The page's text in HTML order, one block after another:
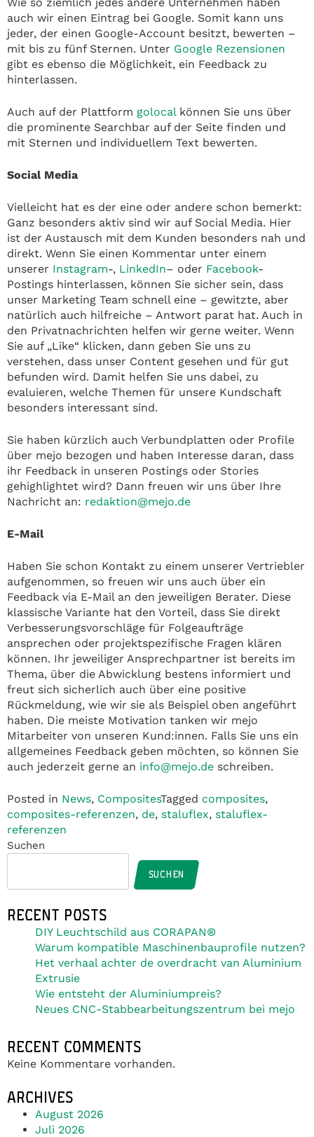
auch wir einen Eintrag bei Google. Somit kann uns
jeder, der einen Google-Account besitzt, bewerten –
mit bis zu fünf Sternen. Unter Google Rezensionen
gibt es ebenso die Möglichkeit, ein Feedback zu
hinterlassen.
Auch auf der Plattform golocalkönnen Sie uns über
die prominente Searchbar auf der Seite finden und
mit Sternen und individuellem Text bewerten.
Social Media
Vielleicht hat es der eine oder andere schon bemerkt:
Ganz besonders aktiv sind wir auf Social Media. Hier
ist der Austausch mit dem Kunden besonders nah und
direkt. Wenn Sie einen Kommentar unter einem
unserer Instagram-, LinkedIn– oder Facebook-
Postings hinterlassen, können Sie sicher sein, dass
unser Marketing Team schnell eine – gewitzte, aber
natürlich auch hilfreiche – Antwort parat hat. Auch in
den Privatnachrichten helfen wir gerne weiter. Wenn
Sie auf „Like“ klicken, dann geben Sie uns zu
verstehen, dass unser Content gesehen und für gut
befunden wird. Damit helfen Sie uns dabei, zu
evaluieren, welche Themen für unsere Kundschaft
besonders interessant sind.
Sie haben kürzlich auch Verbundplatten oder Profile
über mejo bezogen und haben Interesse daran, dass
ihr Feedback in unseren Postings oder Stories
gehighlightet wird? Dann freuen wir uns über Ihre
Nachricht an: redaktion@mejo.de
E-Mail
Haben Sie schon Kontakt zu einem unserer Vertriebler
aufgenommen, so freuen wir uns auch über ein
Feedback via E-Mail an den jeweiligen Berater. Diese
klassische Variante hat den Vorteil, dass Sie direkt
Verbesserungsvorschläge für Folgeaufträge
ansprechen oder projektspezifische Fragen klären
können. Ihr jeweiliger Ansprechpartner ist bereits im
Thema, über die Abwicklung bestens informiert und
freut sich sicherlich auch über eine positive
Rückmeldung, wie wir sie als Beispiel oben angeführt
haben. Die meiste Motivation tanken wir mejo
Mitarbeiter von unseren Kund:innen. Falls Sie uns ein
allgemeines Feedback geben möchten, so können Sie
auch jederzeit gerne an info@mejo.de schreiben.
Posted in News, CompositesTagged composites,
composites-referenzen, de, staluflex, staluflex-
referenzen
Suchen
SUCHEN
RECENT POSTS
DIY Leuchtschild aus CORAPAN®
Warum kompatible Maschinenbauprofile nutzen?
Het verhaal achter de overdracht van Aluminium
Extrusie
Wie entsteht der Aluminiumpreis?
Neues CNC-Stabbearbeitungszentrum bei mejo
RECENT COMMENTS
Keine Kommentare vorhanden.
ARCHIVES
August 2026
Juli 2026